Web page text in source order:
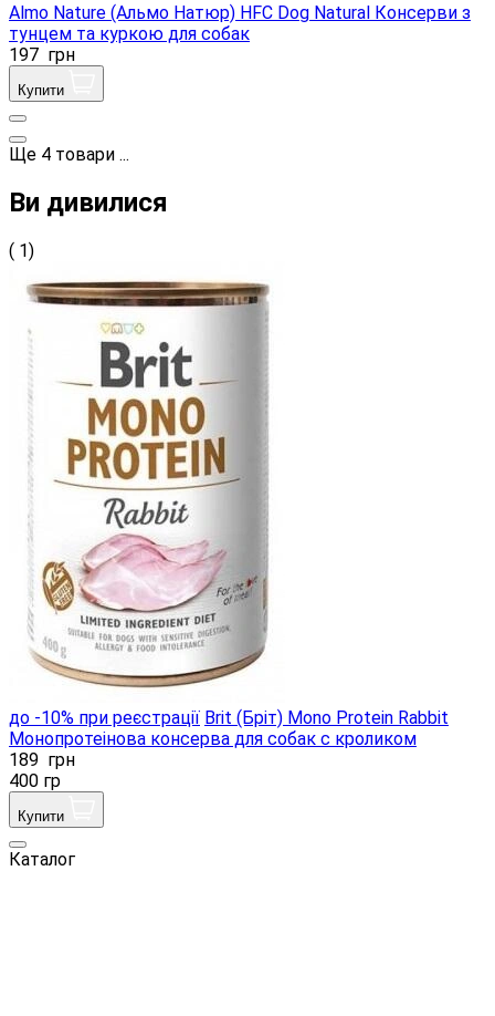
Almo Nature (Альмо Натюр) HFC Dog Natural Консерви з
тунцем та куркою для собак
197 грн
Купити
Ще 4 товари ...
Ви дивилися
( 1)
до -10% при реєстрації Brit (Бріт) Mono Protein Rabbit
Монопротеінова консерва для собак c кроликом
189 грн
400 гр
Купити
Каталог